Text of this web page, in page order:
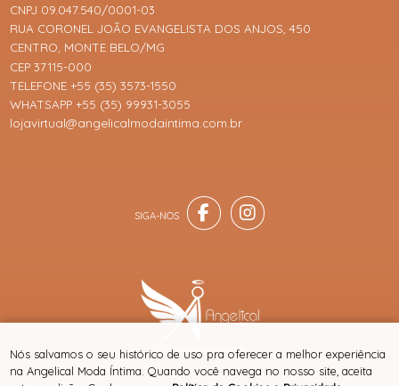
CNPJ 09.047.540/0001-03
RUA CORONEL JOÃO EVANGELISTA DOS ANJOS, 450
CENTRO, MONTE BELO/MG
CEP 37115-000
TELEFONE +55 (35) 3573-1550
WHATSAPP +55 (35) 99931-3055
lojavirtual@angelicalmodaintima.com.br
® TODOS DIREITOS RESERVADOS
Nós salvamos o seu histórico de uso pra oferecer a melhor experiência
na Angelical Moda Íntima. Quando você navega no nosso site, aceita